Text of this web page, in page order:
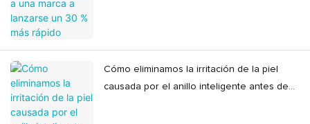
Cómo eliminamos la irritación de la piel
causada por el anillo inteligente antes de